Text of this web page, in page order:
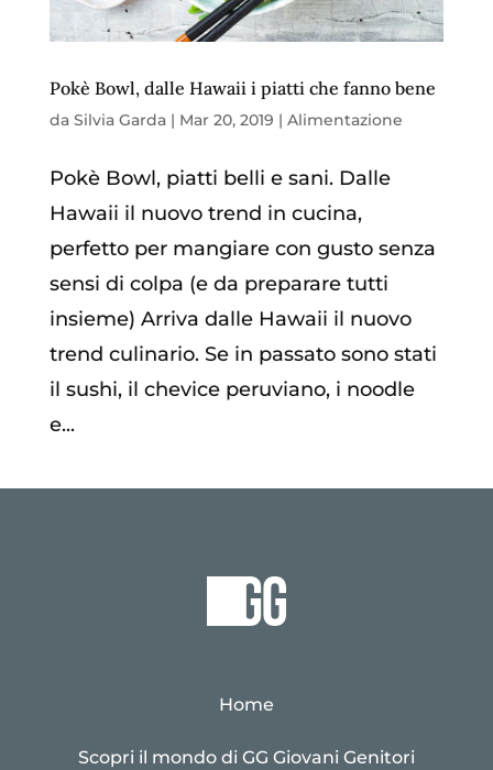
Pokè Bowl, dalle Hawaii i piatti che fanno bene
da Silvia Garda| Mar 20, 2019 | Alimentazione
Pokè Bowl, piatti belli e sani. Dalle
Hawaii il nuovo trend in cucina,
perfetto per mangiare con gusto senza
sensi di colpa (e da preparare tutti
insieme) Arriva dalle Hawaii il nuovo
trend culinario. Se in passato sono stati
il sushi, il chevice peruviano, i noodle
e...
Home
Scopri il mondo di GG Giovani Genitori